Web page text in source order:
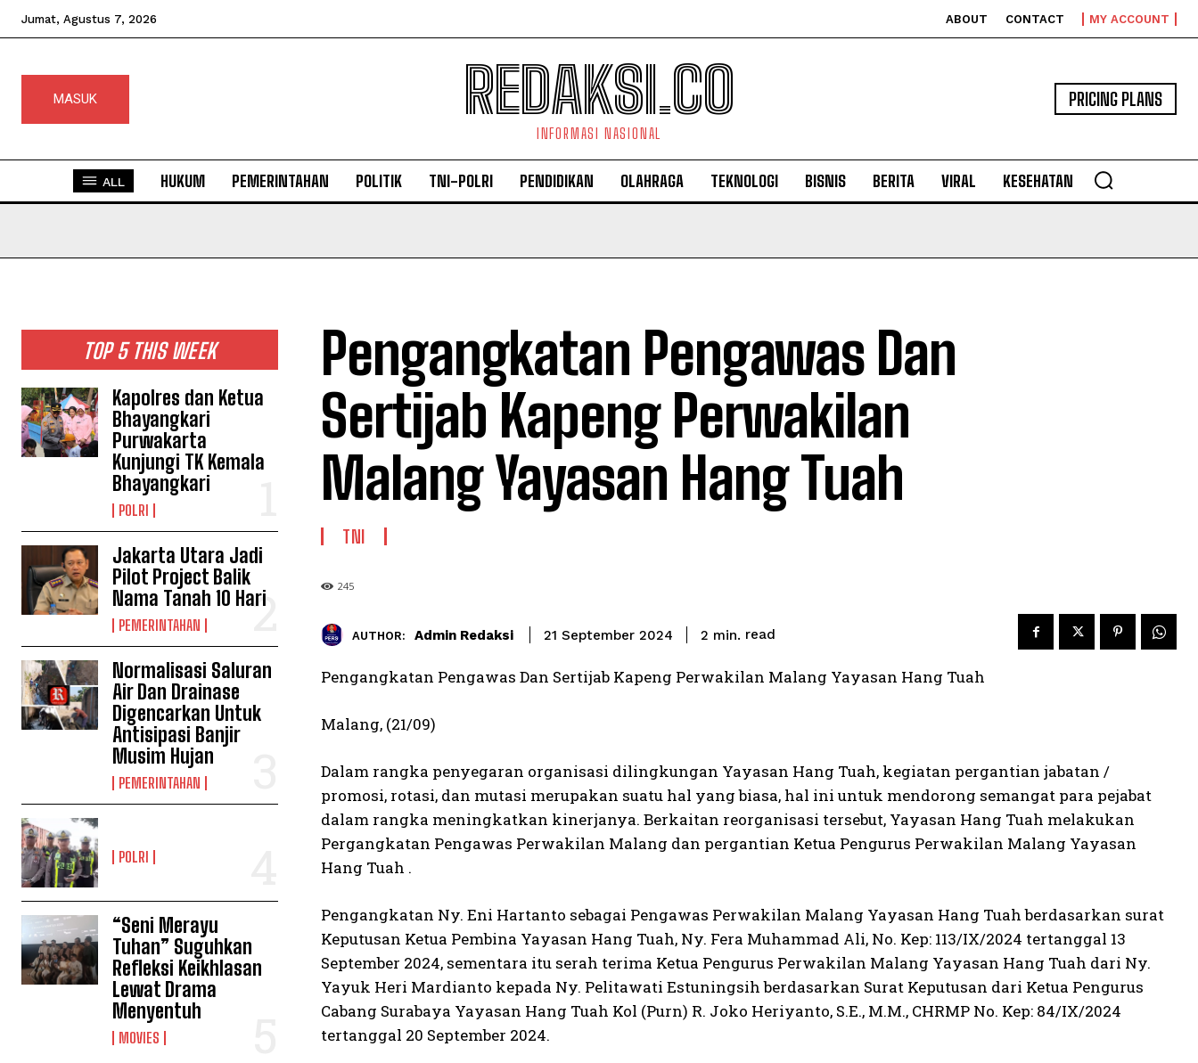
Jumat, Agustus 7, 2026 ABOUT CONTACT MY ACCOUNT
MASUK REDAKSI.CO
INFORMASI NASIONAL
PRICING PLANS
ALL HUKUM PEMERINTAHAN POLITIK TNI-POLRI PENDIDIKAN OLAHRAGA TEKNOLOGI BISNIS BERITA VIRAL KESEHATAN
TOP 5 THIS WEEK
Kapolres dan Ketua
Bhayangkari
Purwakarta
Kunjungi TK Kemala
Bhayangkari
POLRI
Jakarta Utara Jadi
Pilot Project Balik
Nama Tanah 10 Hari
PEMERINTAHAN
Normalisasi Saluran
Air Dan Drainase
Digencarkan Untuk
Antisipasi Banjir
Musim Hujan
PEMERINTAHAN
POLRI
“Seni Merayu
Tuhan” Suguhkan
Refleksi Keikhlasan
Lewat Drama
Menyentuh
MOVIES
Pengangkatan Pengawas Dan
Sertijab Kapeng Perwakilan
Malang Yayasan Hang Tuah
TNI
245
AUTHOR: Admin Redaksi 21 September 2024 2 min. read
Pengangkatan Pengawas Dan Sertijab Kapeng Perwakilan Malang Yayasan Hang Tuah
Malang, (21/09)
Dalam rangka penyegaran organisasi dilingkungan Yayasan Hang Tuah, kegiatan pergantian jabatan /
promosi, rotasi, dan mutasi merupakan suatu hal yang biasa, hal ini untuk mendorong semangat para pejabat
dalam rangka meningkatkan kinerjanya. Berkaitan reorganisasi tersebut, Yayasan Hang Tuah melakukan
Pergangkatan Pengawas Perwakilan Malang dan pergantian Ketua Pengurus Perwakilan Malang Yayasan
Hang Tuah .
Pengangkatan Ny. Eni Hartanto sebagai Pengawas Perwakilan Malang Yayasan Hang Tuah berdasarkan surat
Keputusan Ketua Pembina Yayasan Hang Tuah, Ny. Fera Muhammad Ali, No. Kep: 113/IX/2024 tertanggal 13
September 2024, sementara itu serah terima Ketua Pengurus Perwakilan Malang Yayasan Hang Tuah dari Ny.
Yayuk Heri Mardianto kepada Ny. Pelitawati Estuningsih berdasarkan Surat Keputusan dari Ketua Pengurus
Cabang Surabaya Yayasan Hang Tuah Kol (Purn) R. Joko Heriyanto, S.E., M.M., CHRMP No. Kep: 84/IX/2024
tertanggal 20 September 2024.